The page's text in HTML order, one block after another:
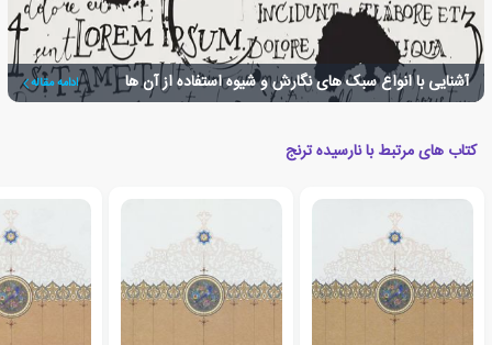
آشنایی با انواع سبک های نگارش و شیوه استفاده از آن ها ادامه مقاله
کتاب های مرتبط با نارسیده ترنج